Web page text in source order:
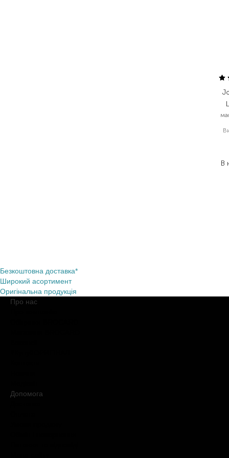
В
Безкоштовна доставка*
Широкий асортимент
Оригінальна продукція
Про нас
Допомога